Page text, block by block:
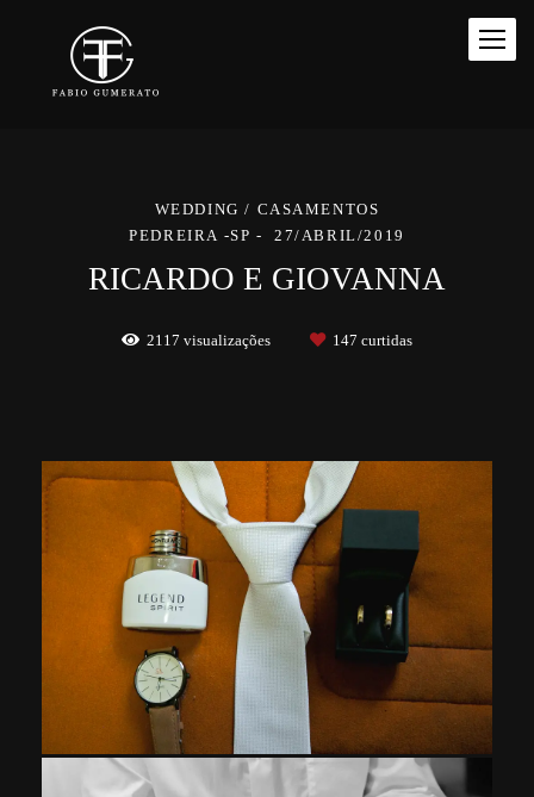
WEDDING / CASAMENTOS
PEDREIRA -SP
27/ABRIL/2019
RICARDO E GIOVANNA
2117 visualizações 147 curtidas